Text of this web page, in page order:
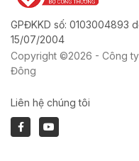
GPĐKKD số: 0103004893
15/07/2004
Copyright ©2026 - Công
Đông
Liên hệ chúng tôi